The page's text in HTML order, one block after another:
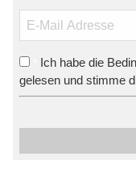
Ich habe die
gelesen und stimme